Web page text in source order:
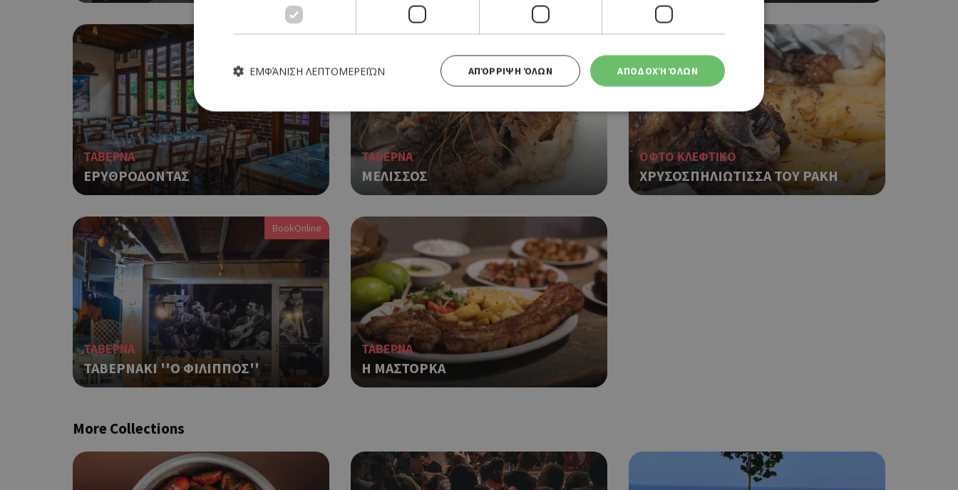
ΤΑΒΕΡΝΑ
ΕΡΥΘΡΟΔΟΝΤΑΣ
ΤΑΒΕΡΝΑ
ΜΕΛΙΣΣΟΣ
ΟΦΤΟ ΚΛΕΦΤΙΚΟ
ΧΡΥΣΟΣΠΗΛΙΩΤΙΣΣΑ ΤΟΥ ΡΑΚΗ
ΤΑΒΕΡΝΑ
ΤΑΒΕΡΝΑΚΙ ''Ο ΦΙΛΙΠΠΟΣ''
BookOnline
ΤΑΒΕΡΝΑ
Η ΜΑΣΤΟΡΚΑ
More Collections
ΑΠΟΔΟΧΉ ΌΛΩΝ
ΑΠΌΡΡΙΨΗ ΌΛΩΝ
ΕΜΦΆΝΙΣΗ ΛΕΠΤΟΜΕΡΕΙΏΝ
Απολύτως απαραίτητα Απόδοσης Στόχευσης Λειτουργικότητας
Τα απολύτως απαραίτητα cookies επιτρέπουν βασικές λειτουργίες του ιστότοπου, όπως τη σύνδεση χρήστη και τη διαχείριση λογαριασμού. Ο
ιστότοπος δεν μπορεί να χρησιμοποιηθεί σωστά χωρίς τα απολύτως απαραίτητα cookies.
G_ENABLED_IDPS
Google LLC
.cyprusen.wiz-
guide.com
Χρησιμοποιήθηκε για σύνδεση στο Google
PHPSESSID
PHP.net
cyprus.wiz-
guide.com
συνεδρία
Cookie που δημιουργείται από εφαρμογές που
βασίζονται στη γλώσσα PHP. Πρόκειται για ένα
αναγνωριστικό γενικού σκοπού που
χρησιμοποιείται για τη διατήρηση μεταβλητών
περιόδου λειτουργίας χρήστη. Συνήθως είναι
ένας τυχαίος αριθμός που δημιουργείται, ο
τρόπος με τον οποίο μπορεί να είναι
παράδειγμα είναι η διατήρηση της κατάστασης
takeOverCookie
cyprus.wiz-
1 μέρα
Χρησιμοποιείται για σκοπούς Capping δηλαδή να
εμφανίζει μόνο μια φορά την ημέρα στον χρήστη